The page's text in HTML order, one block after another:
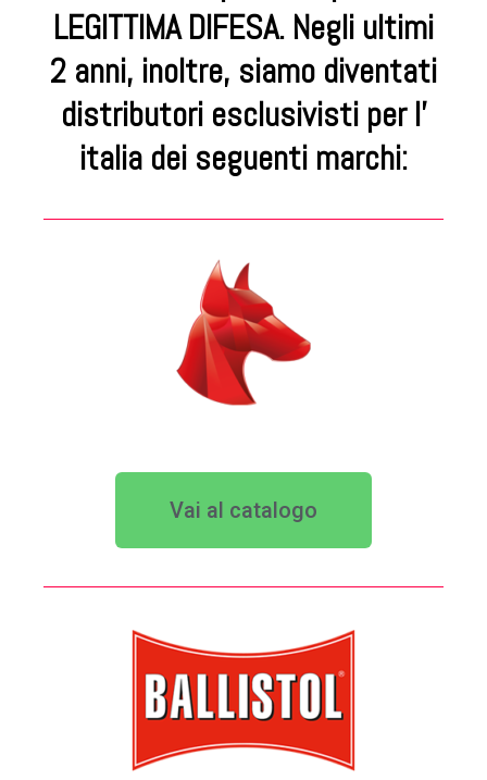
LEGITTIMA DIFESA. Negli ultimi
2 anni, inoltre, siamo diventati
distributori esclusivisti per l’
italia dei seguenti marchi:
Vai al catalogo